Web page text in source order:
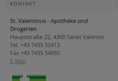
KONTAKT
St. Valentinus - Apotheke und
Drogerien
Hauptstraße 22, 4300 Sankt Valentin
Tel. +43 7435 52413
Fax +43 7435 54950
E-Mail